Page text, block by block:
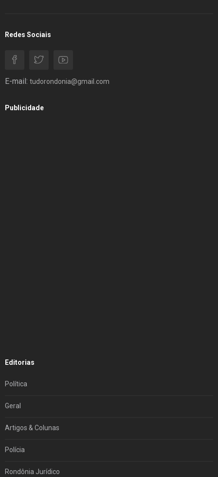
Redes Sociais
E-mail: tudorondonia@gmail.com
Publicidade
Editorias
Política
Geral
Artigos & Colunas
Polícia
Rondônia Jurídico